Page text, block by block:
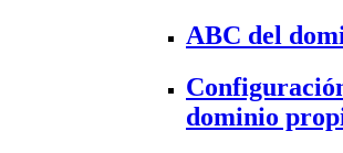
ABC del
dominio